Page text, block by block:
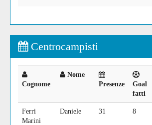
Centrocampisti
Cognome
Nome
Presenze
Goal
fatti
Ferri
Marini
Daniele 31 8